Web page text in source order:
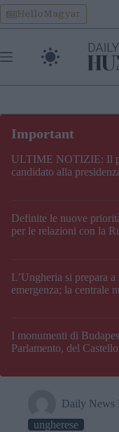
Skip
to
content
HelloMagyar
ULTIME NOTIZIE: Il
candidato alla
Definite le nuove
per le relazioni con la
L’Ungheria si prepara
emergenza; la centrale
I monumenti di
Parlamento, del
Daily News
ungherese